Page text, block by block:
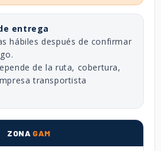
entrega
hábiles después de confirmar
de la ruta, cobertura,
transportista
ZONA GAM